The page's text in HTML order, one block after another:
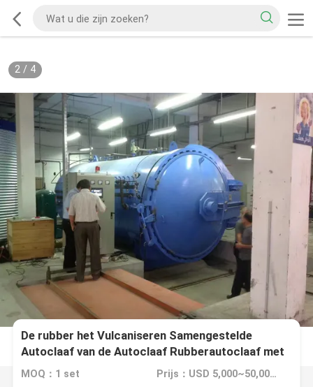
2/ 4
De rubber het Vulcaniseren Samengestelde
Autoclaaf van de Autoclaaf Rubberautoclaaf met
Veiligheidskoppeling en PLC van Siemens Controle
MOQ：1 set Prijs：USD 5,000~50,000 set